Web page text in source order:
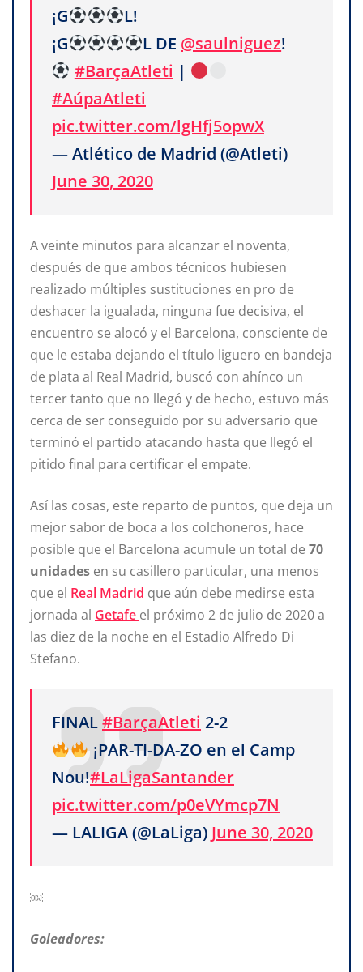
¡G
L!
¡G
L DE @saulniguez!
#BarçaAtleti |
#AúpaAtleti
pic.twitter.com/lgHfj5opwX
— Atlético de Madrid (@Atleti)
June 30, 2020
A veinte minutos para alcanzar el noventa,
después de que ambos técnicos hubiesen
realizado múltiples sustituciones en pro de
deshacer la igualada, ninguna fue decisiva, el
encuentro se alocó y el Barcelona, consciente de
que le estaba dejando el título liguero en bandeja
de plata al Real Madrid, buscó con ahínco un
tercer tanto que no llegó y de hecho, estuvo más
cerca de ser conseguido por su adversario que
terminó el partido atacando hasta que llegó el
pitido final para certificar el empate.
Así las cosas, este reparto de puntos, que deja un
mejor sabor de boca a los colchoneros, hace
posible que el Barcelona acumule un total de 70
unidades en su casillero particular, una menos
que el Real Madrid que aún debe medirse esta
jornada al Getafe el próximo 2 de julio de 2020 a
las diez de la noche en el Estadio Alfredo Di
Stefano.
FINAL#BarçaAtleti 2-2
¡PAR-TI-DA-ZO en el Camp
Nou!#LaLigaSantander
pic.twitter.com/p0eVYmcp7N
— LALIGA (@LaLiga) June 30, 2020
￼
Goleadores: